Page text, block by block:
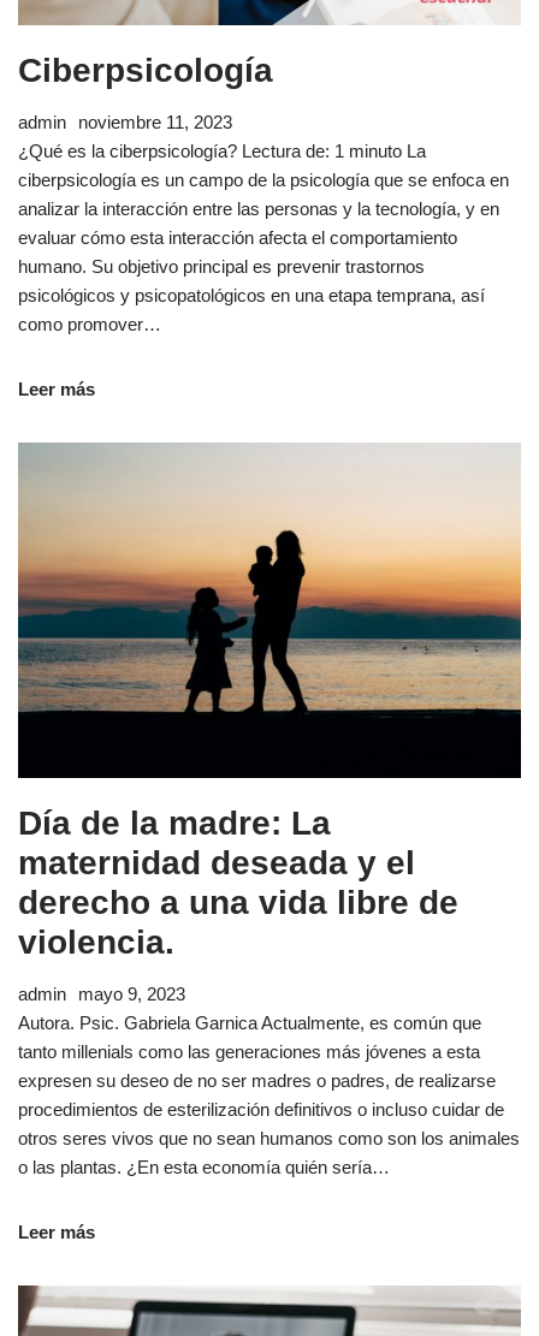
Ciberpsicología
admin
noviembre 11, 2023
¿Qué es la ciberpsicología? Lectura de: 1 minuto La
ciberpsicología es un campo de la psicología que se enfoca en
analizar la interacción entre las personas y la tecnología, y en
evaluar cómo esta interacción afecta el comportamiento
humano. Su objetivo principal es prevenir trastornos
psicológicos y psicopatológicos en una etapa temprana, así
como promover…
Leer más
Día de la madre: La
maternidad deseada y el
derecho a una vida libre de
violencia.
admin
mayo 9, 2023
Autora. Psic. Gabriela Garnica Actualmente, es común que
tanto millenials como las generaciones más jóvenes a esta
expresen su deseo de no ser madres o padres, de realizarse
procedimientos de esterilización definitivos o incluso cuidar de
otros seres vivos que no sean humanos como son los animales
o las plantas. ¿En esta economía quién sería…
Leer más